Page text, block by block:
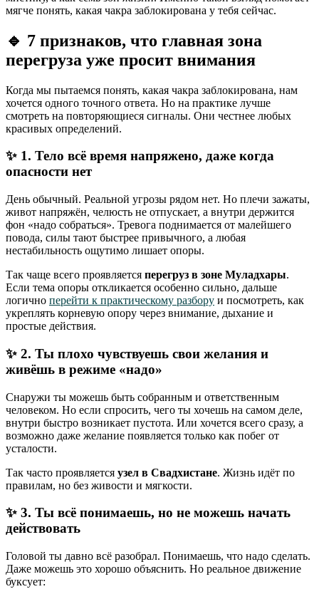
мягче понять, какая чакра заблокирована у тебя сейчас.
🔹 7 признаков, что главная зона
перегруза уже просит внимания
Когда мы пытаемся понять, какая чакра заблокирована, нам
хочется одного точного ответа. Но на практике лучше
смотреть на повторяющиеся сигналы. Они честнее любых
красивых определений.
✨ 1. Тело всё время напряжено, даже когда
опасности нет
День обычный. Реальной угрозы рядом нет. Но плечи зажаты,
живот напряжён, челюсть не отпускает, а внутри держится
фон «надо собраться». Тревога поднимается от малейшего
повода, силы тают быстрее привычного, а любая
нестабильность ощутимо лишает опоры.
Так чаще всего проявляется перегруз в зоне Муладхары.
Если тема опоры откликается особенно сильно, дальше
логично перейти к практическому разбору и посмотреть, как
укреплять корневую опору через внимание, дыхание и
простые действия.
✨ 2. Ты плохо чувствуешь свои желания и
живёшь в режиме «надо»
Снаружи ты можешь быть собранным и ответственным
человеком. Но если спросить, чего ты хочешь на самом деле,
внутри быстро возникает пустота. Или хочется всего сразу, а
возможно даже желание появляется только как побег от
усталости.
Так часто проявляется узел в Свадхистане. Жизнь идёт по
правилам, но без живости и мягкости.
✨ 3. Ты всё понимаешь, но не можешь начать
действовать
Головой ты давно всё разобрал. Понимаешь, что надо сделать.
Даже можешь это хорошо объяснить. Но реальное движение
буксует: